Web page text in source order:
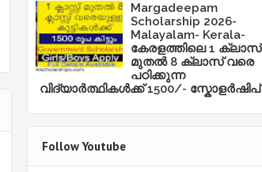
Margadeepam
Scholarship 2026-
Malayalam- Kerala-
കേരളത്തിലെ 1 ക്ലാസ്
മുതൽ 8 ക്ലാസ് വരെ
പഠിക്കുന്ന
വിദ്യാർത്ഥികൾക്ക് 1500/- സ്കോളർഷിപ്
Follow Youtube